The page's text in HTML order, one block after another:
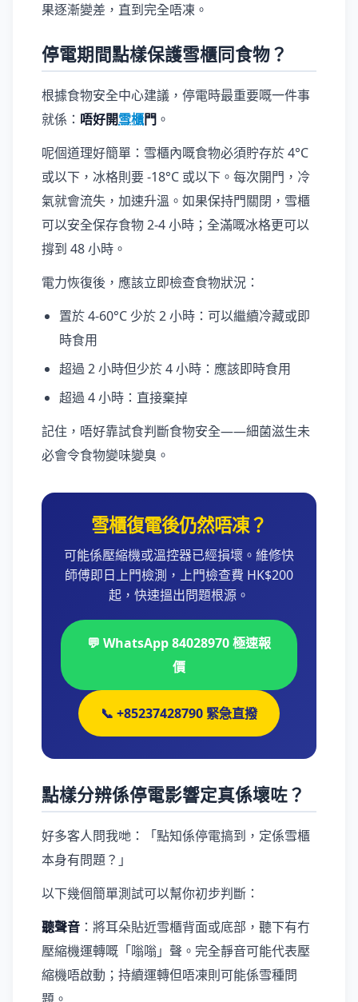
果逐漸變差，直到完全唔凍。
停電期間點樣保護雪櫃同食物？
根據食物安全中心建議，停電時最重要嘅一件事
就係： 唔好開雪櫃門 。
呢個道理好簡單：雪櫃內嘅食物必須貯存於 4°C
或以下，冰格則要 -18°C 或以下。每次開門，冷
氣就會流失，加速升溫。如果保持門關閉，雪櫃
可以安全保存食物 2-4 小時；全滿嘅冰格更可以
撐到 48 小時。
電力恢復後，應該立即檢查食物狀況：
置於 4-60°C 少於 2 小時：可以繼續冷藏或即
時食用
超過 2 小時但少於 4 小時：應該即時食用
超過 4 小時：直接棄掉
記住，唔好靠試食判斷食物安全——細菌滋生未
必會令食物變味變臭。
雪櫃復電後仍然唔凍？
可能係壓縮機或溫控器已經損壞。維修快
師傅即日上門檢測，上門檢查費 HK$200
起，快速搵出問題根源。
💬 WhatsApp 84028970 極速報
價
📞 +85237428790 緊急直撥
點樣分辨係停電影響定真係壞咗？
好多客人問我哋：「點知係停電搞到，定係雪櫃
本身有問題？」
以下幾個簡單測試可以幫你初步判斷：
聽聲音 ：將耳朵貼近雪櫃背面或底部，聽下有冇
壓縮機運轉嘅「嗡嗡」聲。完全靜音可能代表壓
縮機唔啟動；持續運轉但唔凍則可能係雪種問